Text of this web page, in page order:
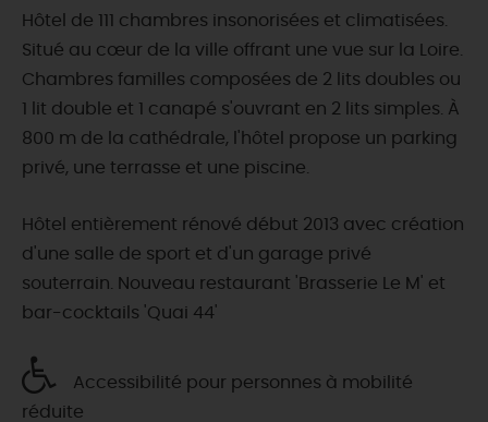
Hôtel de 111 chambres insonorisées et climatisées.
Situé au cœur de la ville offrant une vue sur la Loire.
Chambres familles composées de 2 lits doubles ou
1 lit double et 1 canapé s'ouvrant en 2 lits simples. À
800 m de la cathédrale, l'hôtel propose un parking
privé, une terrasse et une piscine.
Hôtel entièrement rénové début 2013 avec création
d'une salle de sport et d'un garage privé
souterrain. Nouveau restaurant 'Brasserie Le M' et
bar-cocktails 'Quai 44'
Accessibilité pour personnes à mobilité
réduite